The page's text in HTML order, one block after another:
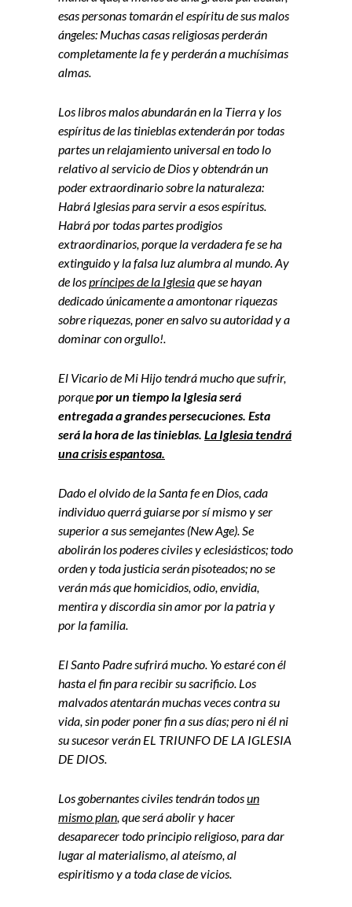
esas personas tomarán el espíritu de sus malos
ángeles: Muchas casas religiosas perderán
completamente la fe y perderán a muchísimas
almas.
Los libros malos abundarán en la Tierra y los
espíritus de las tinieblas extenderán por todas
partes un relajamiento universal en todo lo
relativo al servicio de Dios y obtendrán un
poder extraordinario sobre la naturaleza:
Habrá Iglesias para servir a esos espíritus.
Habrá por todas partes prodigios
extraordinarios, porque la verdadera fe se ha
extinguido y la falsa luz alumbra al mundo. Ay
de lospríncipes de la Iglesiaque se hayan
dedicado únicamente a amontonar riquezas
sobre riquezas, poner en salvo su autoridad y a
dominar con orgullo!.
El Vicario de Mi Hijo tendrá mucho que sufrir,
porquepor un tiempo la Iglesia será
entregada a grandes persecuciones. Esta
será la hora de las tinieblas. La Iglesia tendrá
una crisis espantosa.
Dado el olvido de la Santa fe en Dios, cada
individuo querrá guiarse por sí mismo y ser
superior a sus semejantes (New Age). Se
abolirán los poderes civiles y eclesiásticos; todo
orden y toda justicia serán pisoteados; no se
verán más que homicidios, odio, envidia,
mentira y discordia sin amor por la patria y
por la familia.
El Santo Padre sufrirá mucho. Yo estaré con él
hasta el fin para recibir su sacrificio. Los
malvados atentarán muchas veces contra su
vida, sin poder poner fin a sus días; pero ni él ni
su sucesor verán EL TRIUNFO DE LA IGLESIA
DE DIOS.
Los gobernantes civiles tendrán todosun
mismo plan , que será abolir y hacer
desaparecer todo principio religioso, para dar
lugar al materialismo, al ateísmo, al
espiritismo y a toda clase de vicios.